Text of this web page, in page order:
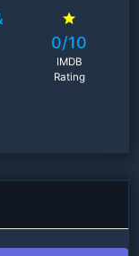
0/10
IMDB
Rating